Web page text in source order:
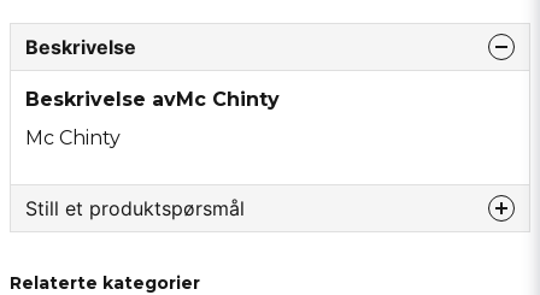
Beskrivelse
Beskrivelse avMc Chinty
Mc Chinty
Still et produktspørsmål
Spør oss om noe om dette produktet...
Relaterte kategorier